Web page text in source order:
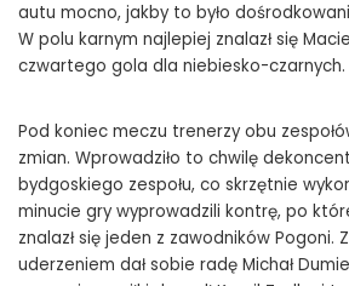
autu mocno, jakby to było
W polu karnym najlepiej znalazł się
czwartego gola dla niebiesko-czarnych.
Pod koniec meczu trenerzy obu
zmian. Wprowadziło to chwilę
bydgoskiego zespołu, co skrzętnie
minucie gry wyprowadzili kontrę, po
znalazł się jeden z zawodników Pogoni.
uderzeniem dał sobie radę Michał